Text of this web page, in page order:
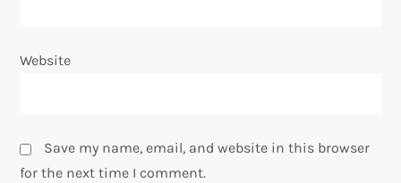
Website
Save my name, email, and website in this browser
for the next time I comment.